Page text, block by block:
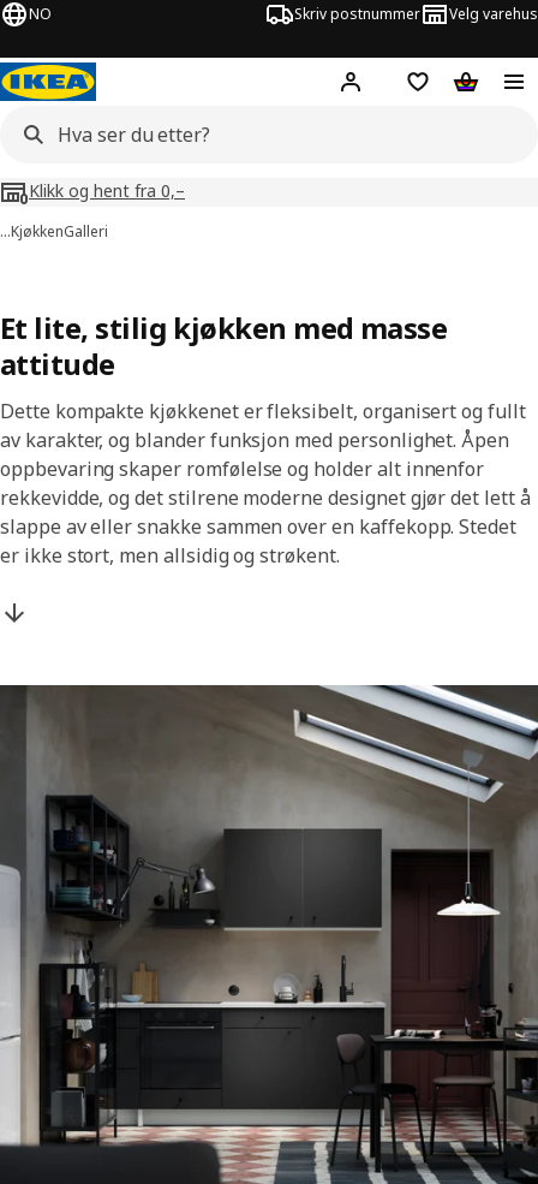
NO Skriv postnummer Velg varehus
Hej! Logg innHuskeliste
Klikk og hent fra 0,–
…KjøkkenGalleri
Et lite, stilig kjøkken med masse
attitude
Dette kompakte kjøkkenet er fleksibelt, organisert og fullt
av karakter, og blander funksjon med personlighet. Åpen
oppbevaring skaper romfølelse og holder alt innenfor
rekkevidde, og det stilrene moderne designet gjør det lett å
slappe av eller snakke sammen over en kaffekopp. Stedet
er ikke stort, men allsidig og strøkent.